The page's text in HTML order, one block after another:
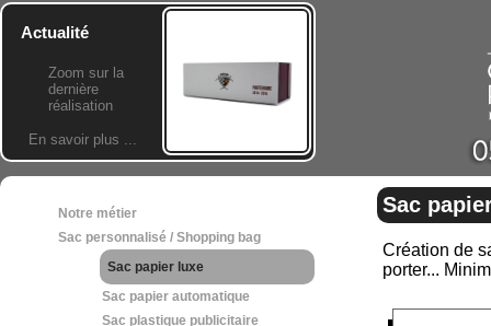
Actualité
Zoom sur la
dernière
réalisation
En savoir plus ...
Notre métier
Sac personnalisé / Shopping bag
Sac papier luxe
Sac papier automatique
Sac plastique publicitaire
Sac
Création de
porter...